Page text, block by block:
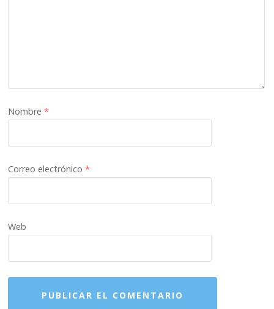
Nombre*
Correo electrónico*
Web